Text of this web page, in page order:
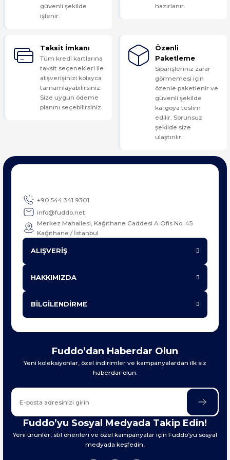
güvenli şekilde
işlenir.
hazırlanır.
Taksit İmkanı
Tüm kredi kartlarına
taksit seçenekleri ile
alışverişinizi kolayca
tamamlayabilirsiniz.
Size uygun ödeme
planını seçebilirsiniz.
Özenli
Paketleme
Siparişleriniz zarar
görmemesi için
özenle paketlenir ve
güvenli şekilde
kargoya teslim
edilir. Sorunsuz
şekilde size
ulaştırılır.
+90 544 341 9301
info@fuddo.net
Merkez Mahallesi, Kağıthane Caddesi A Ofis No: 45
Kağıthane / İstanbul
ALIŞVERİŞ
HAKKIMIZDA
BİLGİLENDİRME
Fuddo’dan Haberdar Olun
Yeni koleksiyonlar, özel indirimler ve kampanyalardan ilk siz
haberdar olun.
Fuddo’yu Sosyal Medyada Takip Edin!
Yeni ürünler, stil önerileri ve özel kampanyalar için Fuddo’yu sosyal
medyada keşfedin.